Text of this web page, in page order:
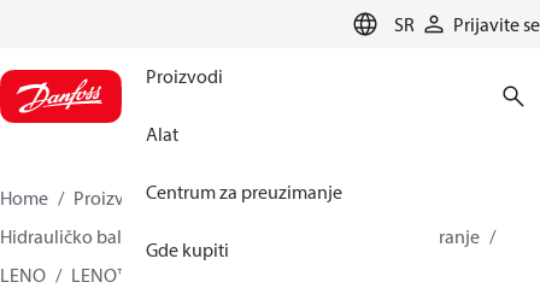
SR Prijavite se
Proizvodi
Alat
Centrum za preuzimanje
Gde kupiti
Home Proizvodi
Climate Solutions za grejanje
Hidrauličko balansiranje i regulacija
Statičko balansiranje
LENO
LENO™ MSV-O